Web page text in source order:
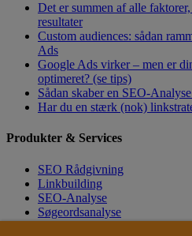
Det er summen af alle
resultater
Custom audiences: sådan
Ads
Google Ads virker – men er
optimeret? (se tips)
Sådan skaber en SEO-
Har du en stærk (nok)
Produkter & Services
SEO Rådgivning
Linkbuilding
SEO-Analyse
Søgeordsanalyse